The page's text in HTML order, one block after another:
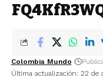
Última actualización: 22 de
Colombia Mundo